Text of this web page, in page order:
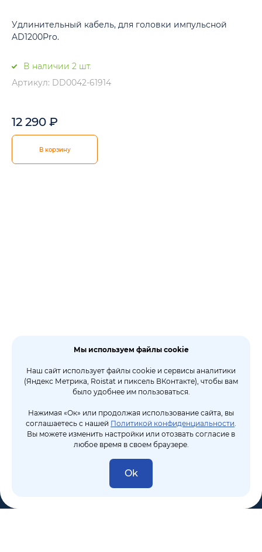
Удлинительный кабель, для головки импульсной
AD1200Pro.
В наличии 2 шт.
Артикул: DD0042-61914
12 290 ₽
В корзину
Мы используем файлы cookie
Наш сайт использует файлы cookie и сервисы аналитики
(Яндекс Метрика, Roistat и пиксель ВКонтакте), чтобы вам
было удобнее им пользоваться.
Нажимая «Ок» или продолжая использование сайта, вы
соглашаетесь с нашей Политикой конфиденциальности.
Вы можете изменить настройки или отозвать согласие в
любое время в своем браузере.
Ok